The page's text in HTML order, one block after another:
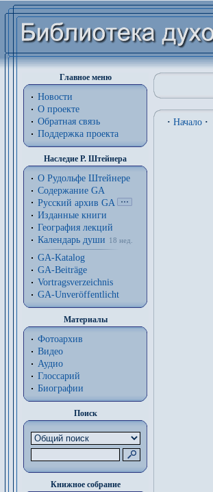
Главное меню
Новости
О проекте
Обратная связь
Поддержка проекта
Наследие Р. Штейнера
О Рудольфе Штейнере
Содержание GA
Русский архив GA
Изданные книги
География лекций
Календарь души
18 нед.
GA-Katalog
GA-Beiträge
Vortragsverzeichnis
GA-Unveröffentlicht
Материалы
Фотоархив
Видео
Аудио
Глоссарий
Биографии
Поиск
Книжное собрание
· Начало ·